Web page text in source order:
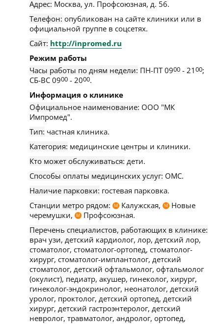
Адрес: Москва, ул. Профсоюзная, д. 56.
Телефон: опубликован на сайте клиники или в
официальной группе в соцсетях.
Сайт: http://inpromed.ru
Режим работы
Часы работы по дням недели: ПН-ПТ 0900 - 2100;
СБ-ВС 0900 - 2000.
Информация о клинике
Официальное наименование: ООО "МК
Импромед".
Тип: частная клиника.
Категория: медицинские центры и клиники.
Кто может обслуживаться: дети.
Способы оплаты медицинских услуг: ОМС.
Наличие парковки: гостевая парковка.
Станции метро рядом:
М Калужская, М
Новые
черемушки,
М
Профсоюзная.
Перечень специалистов, работающих в клинике:
врач узи, детский кардиолог, лор, детский лор,
стоматолог, стоматолог-ортопед, стоматолог-
хирург, стоматолог-имплантолог, детский
стоматолог, детский офтальмолог, офтальмолог
(окулист), педиатр, акушер, гинеколог, хирург,
гинеколог-эндокринолог, неонатолог, детский
уролог, проктолог, детский ортопед, детский
хирург, детский гастроэнтеролог, детский
невролог, травматолог, андролог, ортопед,